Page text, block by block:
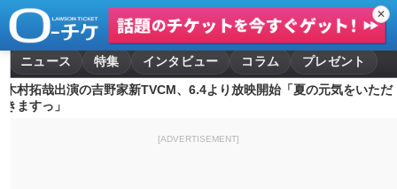
✕
ニュース 特集 インタビュー コラム
プレゼント
木村拓哉出演の吉野家新TVCM、6.4より放映開始「夏の元気をいただ
きますっ」
[ADVERTISEMENT]